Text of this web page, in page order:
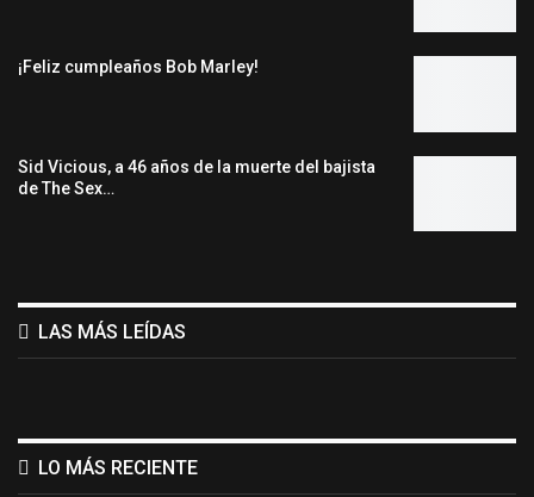
¡Feliz cumpleaños Bob Marley!
Sid Vicious, a 46 años de la muerte del bajista
de The Sex…
LAS MÁS LEÍDAS
LO MÁS RECIENTE